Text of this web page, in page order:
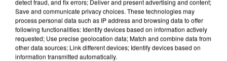
Save and communicate privacy choices. These technologies may
process personal data such as IP address and browsing data to offer
following functionalities: Identify devices based on information actively
requested; Use precise geolocation data; Match and combine data from
other data sources; Link different devices; Identify devices based on
information transmitted automatically.